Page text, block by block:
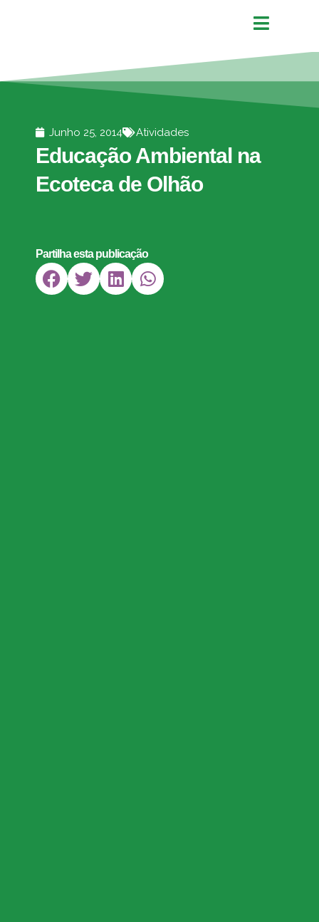
Junho 25, 2014 Atividades
Educação Ambiental na
Ecoteca de Olhão
Partilha esta publicação